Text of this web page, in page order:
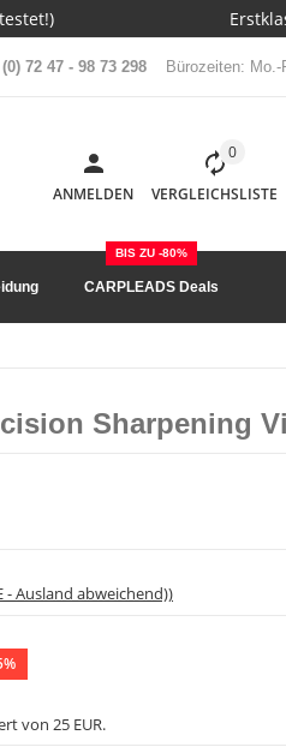
72 47 - 98 73 298 Bürozeiten:
ANMELDEN
0
VERGLEICHSLISTE
CARPLEADS Deals
BIS ZU -80%
Sharpening
- Ausland abweichend))
von 25 EUR.